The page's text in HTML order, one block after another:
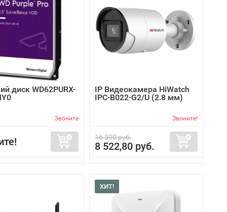
диск WD62PURX-
Звоните
IP Видеокамера HiWatch
IPC-B022-G2/U (2.8 мм)
Звоните!
16 390 руб.
8 522,80 руб.
ХИТ!